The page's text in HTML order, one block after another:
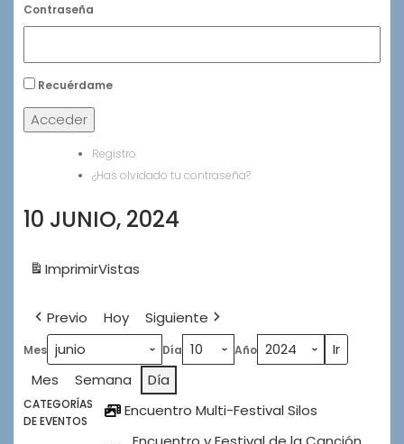
Contraseña
Recuérdame
Acceder
Registro
¿Has olvidado tu contraseña?
10 JUNIO, 2024
ImprimirVistas
Previo Hoy Siguiente
Mes Día Año
Mes Semana Día
CATEGORÍAS
DE EVENTOS
Encuentro Multi-Festival Silos